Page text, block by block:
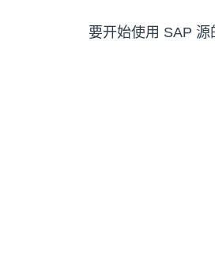
要开始使用 SAP 源